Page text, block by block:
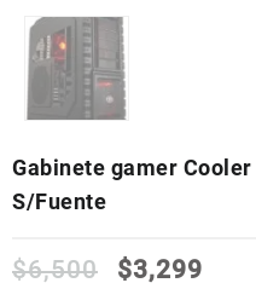
Gabinete gamer
S/Fuente
$6,500 $3,299